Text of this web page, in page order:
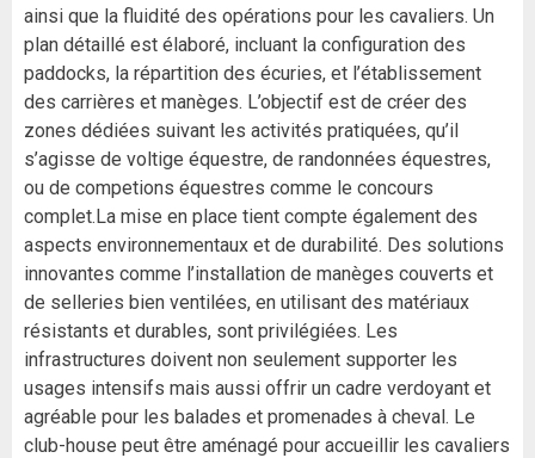
ainsi que la fluidité des opérations pour les cavaliers. Un
plan détaillé est élaboré, incluant la configuration des
paddocks, la répartition des écuries, et l’établissement
des carrières et manèges. L’objectif est de créer des
zones dédiées suivant les activités pratiquées, qu’il
s’agisse de voltige équestre, de randonnées équestres,
ou de competions équestres comme le concours
complet.La mise en place tient compte également des
aspects environnementaux et de durabilité. Des solutions
innovantes comme l’installation de manèges couverts et
de selleries bien ventilées, en utilisant des matériaux
résistants et durables, sont privilégiées. Les
infrastructures doivent non seulement supporter les
usages intensifs mais aussi offrir un cadre verdoyant et
agréable pour les balades et promenades à cheval. Le
club-house peut être aménagé pour accueillir les cavaliers